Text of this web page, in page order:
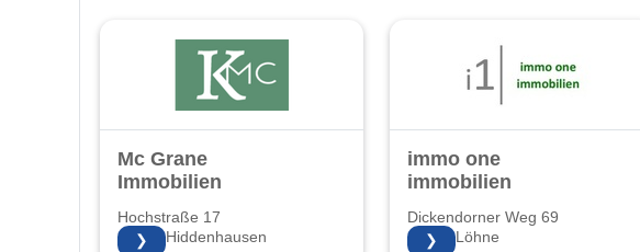
Mc Grane
Immobilien
Hochstraße 17
32120 Hiddenhausen
❯
immo one
immobilien
Dickendorner Weg 69
32584 Löhne
❯